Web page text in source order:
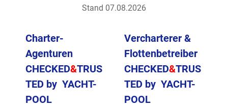
Stand 07.08.2026
Charter-
Agenturen
CHECKED&TRUS
TED by YACHT-
POOL
Vercharterer &
Flottenbetreiber
CHECKED&TRUS
TED by YACHT-
POOL